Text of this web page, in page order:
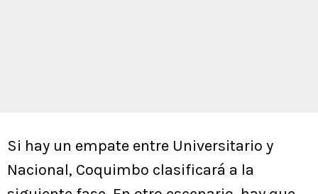
Si hay un empate entre Universitario y
Nacional, Coquimbo clasificará a la